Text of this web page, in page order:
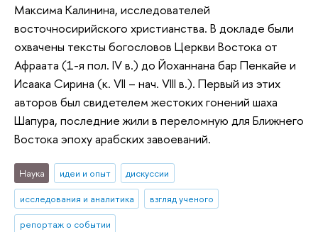
Максима Калинина, исследователей
восточносирийского христианства. В докладе были
охвачены тексты богословов Церкви Востока от
Афраата (1-я пол. IV в.) до Йоханнана бар Пенкайе и
Исаака Сирина (к. VII – нач. VIII в.). Первый из этих
авторов был свидетелем жестоких гонений шаха
Шапура, последние жили в переломную для Ближнего
Востока эпоху арабских завоеваний.
Наука идеи и опыт
дискуссии
исследования и аналитика
взгляд ученого
репортаж о событии